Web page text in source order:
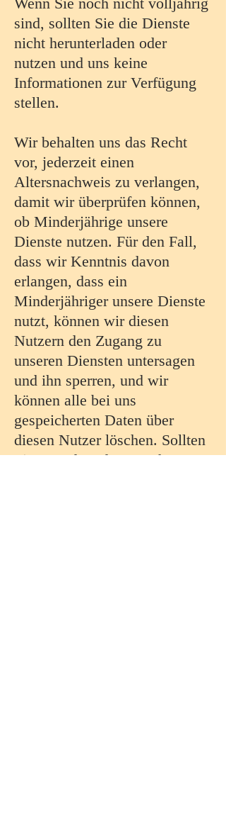
sind, sollten Sie die Dienste
nicht herunterladen oder
nutzen und uns keine
Informationen zur Verfügung
stellen.
Wir behalten uns das Recht
vor, jederzeit einen
Altersnachweis zu verlangen,
damit wir überprüfen können,
ob Minderjährige unsere
Dienste nutzen. Für den Fall,
dass wir Kenntnis davon
erlangen, dass ein
Minderjähriger unsere Dienste
nutzt, können wir diesen
Nutzern den Zugang zu
unseren Diensten untersagen
und ihn sperren, und wir
können alle bei uns
gespeicherten Daten über
diesen Nutzer löschen. Sollten
Sie Grund zu der Annahme